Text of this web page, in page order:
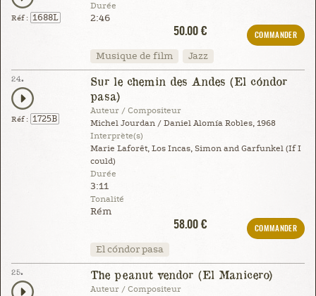
Réf : 1688L
Durée
2:46
50.00 €
COMMANDER
Musique de film Jazz
24.
Réf : 1725B
Sur le chemin des Andes (El cóndor
pasa)
Auteur / Compositeur
Michel Jourdan / Daniel Alomía Robles, 1968
Interprète(s)
Marie Laforêt, Los Incas, Simon and Garfunkel (If I
could)
Durée
3:11
Tonalité
Rém
58.00 €
COMMANDER
El cóndor pasa
25. The peanut vendor (El Manicero)
Auteur / Compositeur